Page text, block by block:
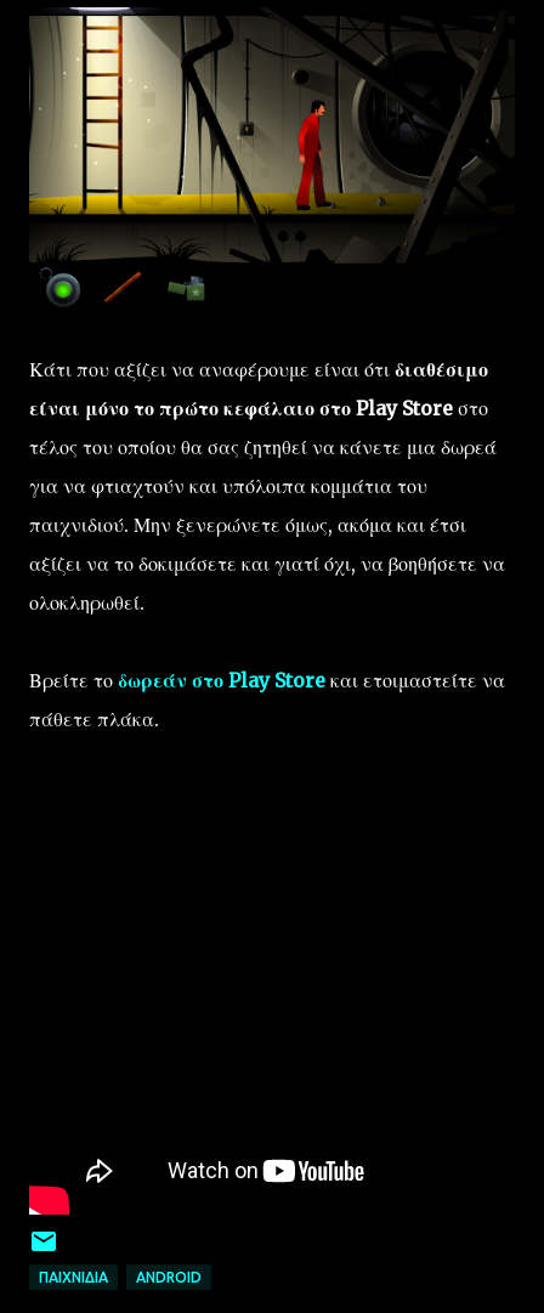
Κάτι που αξίζει να αναφέρουμε είναι ότι διαθέσιμο
είναι μόνο το πρώτο κεφάλαιο στο Play Store στο
τέλος του οποίου θα σας ζητηθεί να κάνετε μια δωρεά
για να φτιαχτούν και υπόλοιπα κομμάτια του
παιχνιδιού. Μην ξενερώνετε όμως, ακόμα και έτσι
αξίζει να το δοκιμάσετε και γιατί όχι, να βοηθήσετε να
ολοκληρωθεί.
Βρείτε το δωρεάν στο Play Store και ετοιμαστείτε να
πάθετε πλάκα.
ΠΑΙΧΝΊΔΙΑ ANDROID